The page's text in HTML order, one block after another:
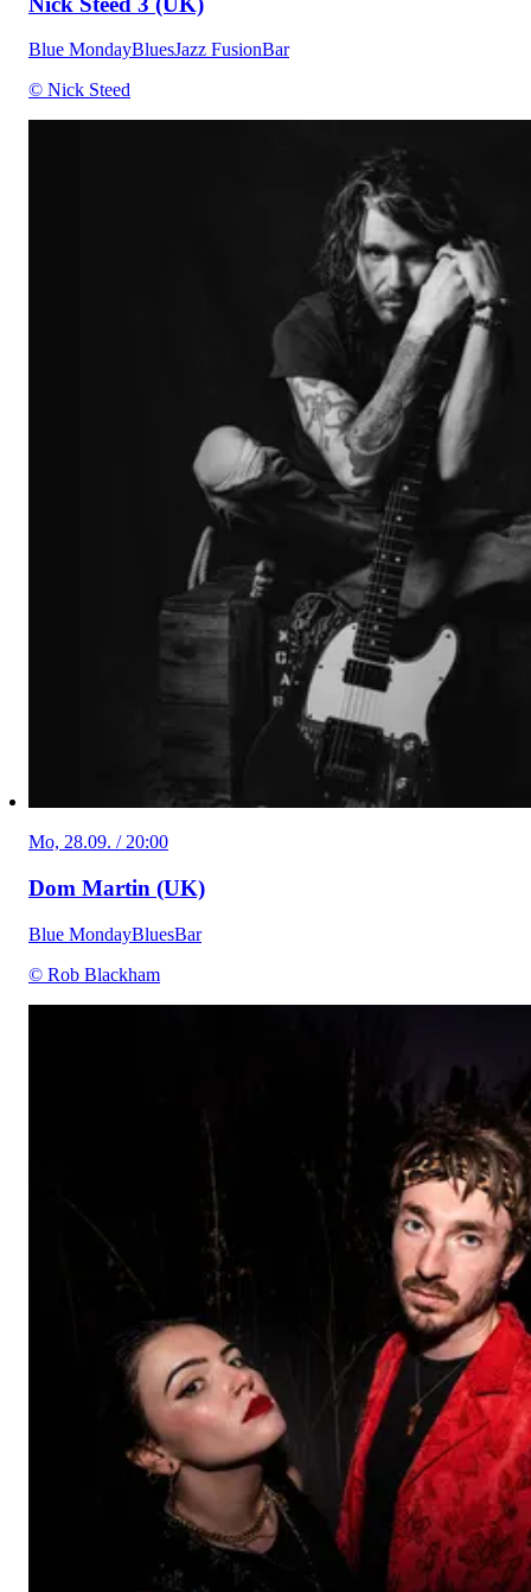
Blue MondayBluesJazz FusionBar
© Nick Steed
Mo, 28.09. / 20:00
Dom Martin (UK)
Blue MondayBluesBar
© Rob Blackham